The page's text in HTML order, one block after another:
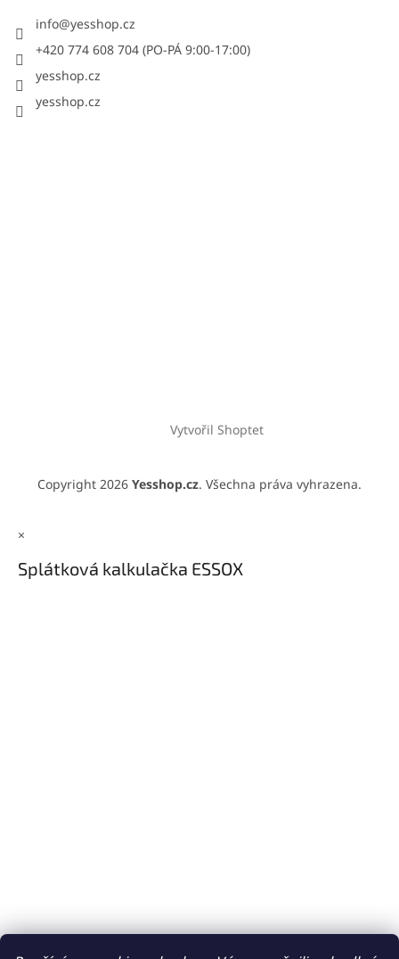
info@yesshop.cz
+420 774 608 704 (PO-PÁ 9:00-17:00)
yesshop.cz
yesshop.cz
Vytvořil Shoptet
Copyright 2026 Yesshop.cz. Všechna práva vyhrazena.
×
Splátková kalkulačka ESSOX